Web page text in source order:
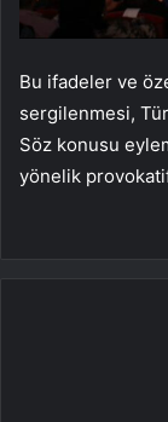
Bu ifadeler ve
sergilenmesi,
Söz konusu
yönelik